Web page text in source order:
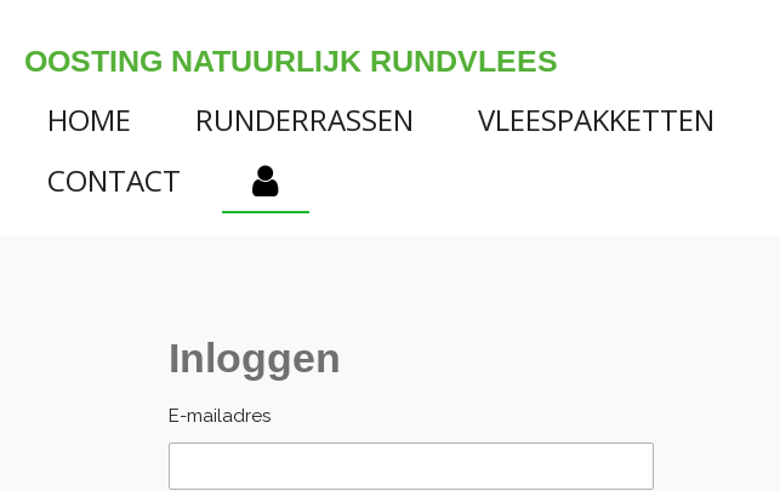
direct
naar
hoofdinhoud
OOSTING NATUURLIJK RUNDVLEES
HOME RUNDERRASSEN VLEESPAKKETTEN
CONTACT
Inloggen
E-mailadres